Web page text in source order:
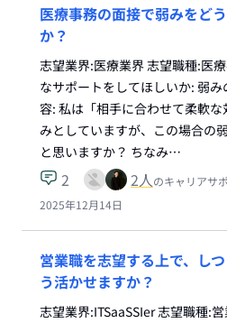
医療事務の面接で弱みをど
か？
志望業界:医療業界 志望職種:医
なサポートをしてほしいか: 弱
容: 私は「相手に合わせて柔軟
みとしていますが、この場合の
と思いますか？ ちなみ…
2 2人のキャリアサ
2025年12月14日
営業職を志望する上で、し
う活かせますか？
志望業界:ITSaaSSIer 志望職種: